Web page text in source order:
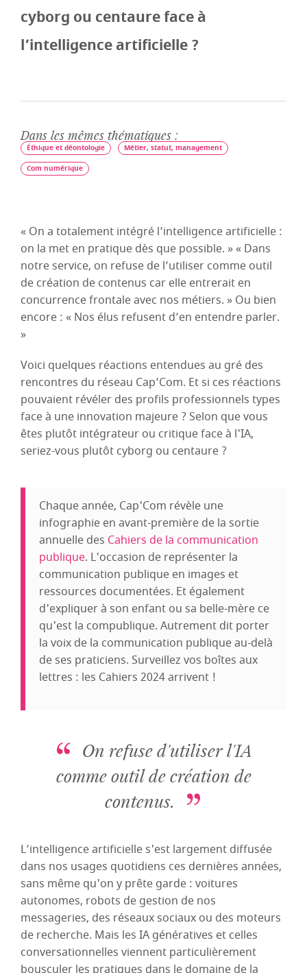
cyborg ou centaure face à
l’intelligence artificielle ?
Dans les mêmes thématiques :
Éthique et déontologie
Métier, statut, management
Com numérique
« On a totalement intégré l’intelligence artificielle :
on la met en pratique dès que possible. » « Dans
notre service, on refuse de l’utiliser comme outil
de création de contenus car elle entrerait en
concurrence frontale avec nos métiers. » Ou bien
encore : « Nos élus refusent d’en entendre parler.
»
Voici quelques réactions entendues au gré des
rencontres du réseau Cap’Com. Et si ces réactions
pouvaient révéler des profils professionnels types
face à une innovation majeure ? Selon que vous
êtes plutôt intégrateur ou critique face à l'IA,
seriez-vous plutôt cyborg ou centaure ?
Chaque année, Cap'Com révèle une
infographie en avant-première de la sortie
annuelle des Cahiers de la communication
publique. L'occasion de représenter la
communication publique en images et
ressources documentées. Et également
d'expliquer à son enfant ou sa belle-mère ce
qu'est la compublique. Autrement dit porter
la voix de la communication publique au-delà
de ses praticiens. Surveillez vos boîtes aux
lettres : les Cahiers 2024 arrivent !
On refuse d'utiliser l'IA
comme outil de création de
contenus.
L’intelligence artificielle s'est largement diffusée
dans nos usages quotidiens ces dernières années,
sans même qu'on y prête garde : voitures
autonomes, robots de gestion de nos
messageries, des réseaux sociaux ou des moteurs
de recherche. Mais les IA génératives et celles
conversationnelles viennent particulièrement
bousculer les pratiques dans le domaine de la